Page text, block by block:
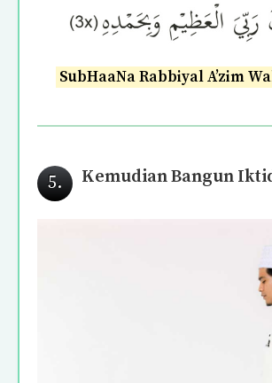
SubHaaNa Rabbiyal A’zim
5. Kemudian Bangun